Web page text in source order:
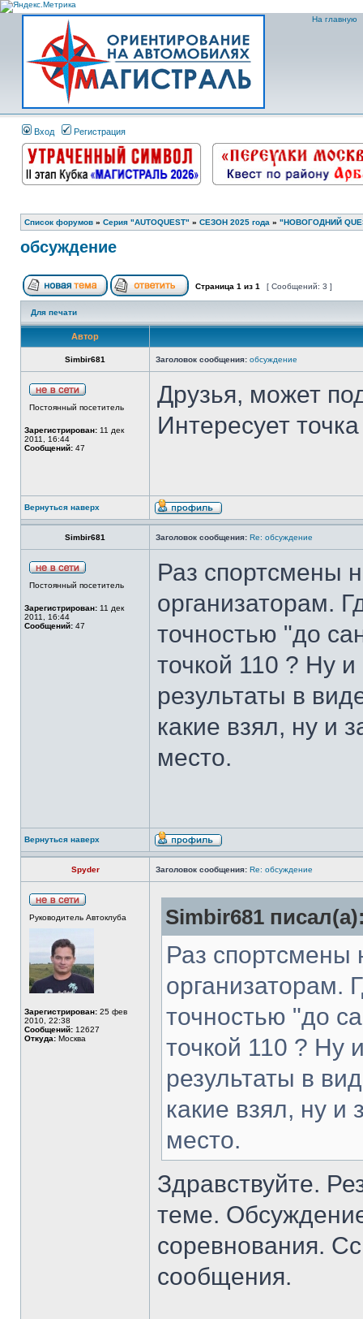
На главную
Вход Регистрация
Список форумов » Серия "AUTOQUEST" » СЕЗОН 2025 года » "НОВОГОДНИЙ
обсуждение
Страница 1 из 1 [ Сообщений: 3 ]
Для печати
Автор
Simbir681 Заголовок сообщения: обсуждение
Постоянный посетитель
Зарегистрирован: 11 дек
2011, 16:44
Сообщений: 47
Друзья, может
Интересует
Вернуться наверх
Simbir681 Заголовок сообщения: Re: обсуждение
Постоянный посетитель
Зарегистрирован: 11 дек
2011, 16:44
Сообщений: 47
Раз спортсмены
организаторам.
точностью "до
точкой 110 ? Ну
результаты в
какие взял, ну и
место.
Вернуться наверх
Spyder Заголовок сообщения: Re: обсуждение
Руководитель Автоклуба
Зарегистрирован: 25 фев
2010, 22:38
Сообщений: 12627
Откуда: Москва
Simbir681
Раз спортсмены
организаторам.
точностью "до
точкой 110 ? Ну
результаты в
какие взял, ну и
место.
Здравствуйте.
теме.
соревнования.
сообщения.